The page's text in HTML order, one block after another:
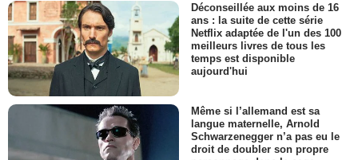
Déconseillée aux moins de 16
ans : la suite de cette série
Netflix adaptée de l'un des 100
meilleurs livres de tous les
temps est disponible
aujourd'hui
Même si l’allemand est sa
langue maternelle, Arnold
Schwarzenegger n’a pas eu le
droit de doubler son propre